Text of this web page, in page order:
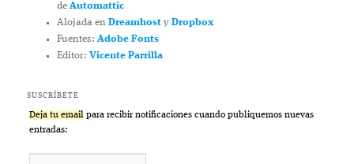
de Automattic
Alojada en Dreamhosty Dropbox
Fuentes: Adobe Fonts
Editor: Vicente Parrilla
SUSCRÍBETE
Deja tu email para recibir notificaciones cuando publiquemos nuevas
entradas: